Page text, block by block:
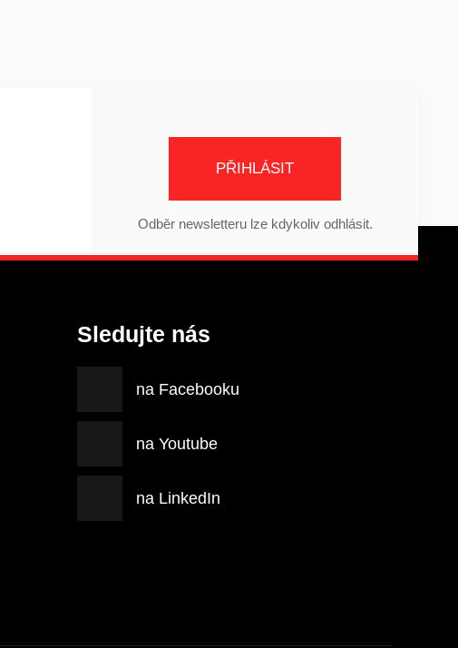
PŘIHLÁSIT
Odběr newsletteru lze kdykoliv odhlásit.
Sledujte nás
na Facebooku
na Youtube
na LinkedIn